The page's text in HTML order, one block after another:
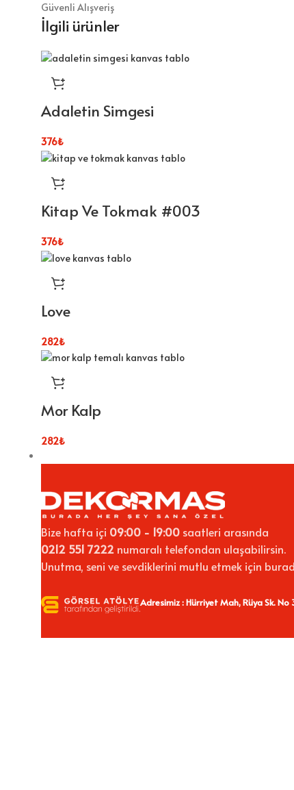
Güvenli Alışveriş
İlgili ürünler
Adaletin Simgesi
376₺
Kitap Ve Tokmak #003
376₺
Love
282₺
Mor Kalp
282₺
Bize hafta içi 09:00 - 19:00 saatleri arasında
0212 551 7222 numaralı telefondan ulaşabilirsin.
Unutma, seni ve sevdiklerini mutlu etmek için
Adresimiz : Hürriyet Mah, Rüya Sk.